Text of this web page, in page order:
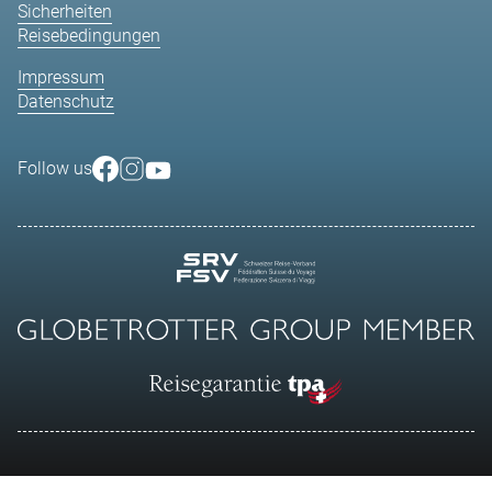
Sicherheiten
Reisebedingungen
Impressum
Datenschutz
Follow us